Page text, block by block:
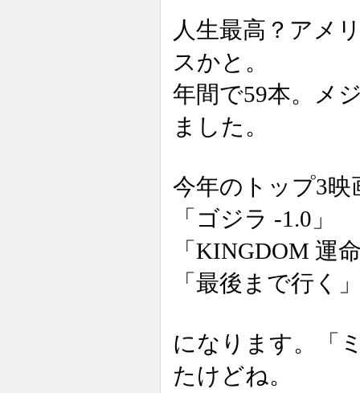
人生最高？アメ
スかと。
年間で59本。メ
ました。
今年のトップ3映
「ゴジラ -1.0」
「KINGDOM 運
「最後まで行く
になります。「
たけどね。